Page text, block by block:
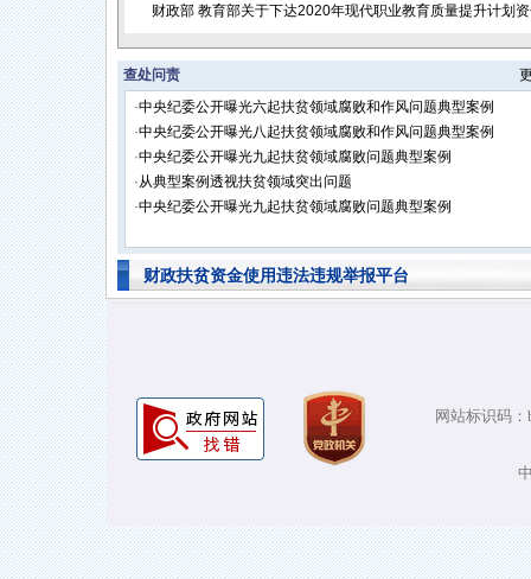
财政部 教育部关于下达2020年现代职业教育质量提升计划
查处问责
·中央纪委公开曝光六起扶贫领域腐败和作风问题典型案例
·中央纪委公开曝光八起扶贫领域腐败和作风问题典型案例
·中央纪委公开曝光九起扶贫领域腐败问题典型案例
·从典型案例透视扶贫领域突出问题
·中央纪委公开曝光九起扶贫领域腐败问题典型案例
财政扶贫资金使用违法违规举报平台
网站标识码